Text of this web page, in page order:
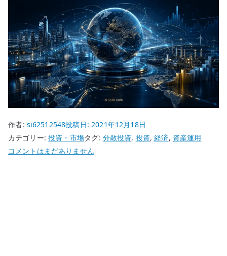
作者: si62512548投稿日:2021年12月18日
カテゴリー:投資・市場タグ: 分散投資, 投資,経済, 資産運用
分
コメントはまだありません